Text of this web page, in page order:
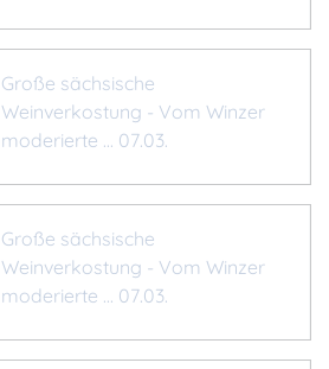
Große sächsische
Weinverkostung - Vom Winzer
moderierte ... 07.03.
Große sächsische
Weinverkostung - Vom Winzer
moderierte ... 07.03.